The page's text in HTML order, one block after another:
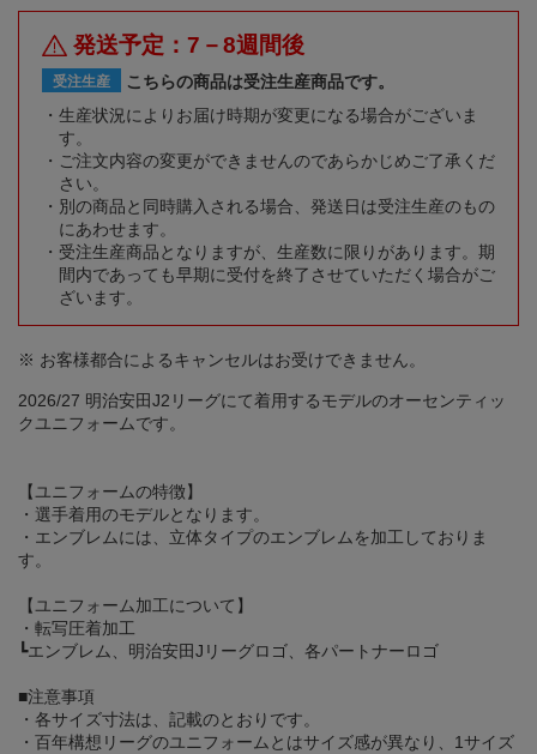
発送予定：7－8週間後
受注生産
こちらの商品は受注生産商品です。
生産状況によりお届け時期が変更になる場合がございま
す。
ご注文内容の変更ができませんのであらかじめご了承くだ
さい。
別の商品と同時購入される場合、発送日は受注生産のもの
にあわせます。
受注生産商品となりますが、生産数に限りがあります。期
間内であっても早期に受付を終了させていただく場合がご
ざいます。
※ お客様都合によるキャンセルはお受けできません。
2026/27 明治安田J2リーグにて着用するモデルのオーセンティッ
クユニフォームです。
【ユニフォームの特徴】
・選手着用のモデルとなります。
・エンブレムには、立体タイプのエンブレムを加工しておりま
す。
【ユニフォーム加工について】
・転写圧着加工
┗エンブレム、明治安田Jリーグロゴ、各パートナーロゴ
■注意事項
・各サイズ寸法は、記載のとおりです。
・百年構想リーグのユニフォームとはサイズ感が異なり、1サイズ